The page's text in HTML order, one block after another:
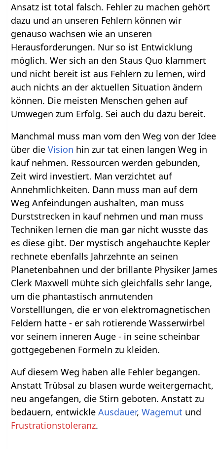
Ansatz ist total falsch. Fehler zu machen gehört
dazu und an unseren Fehlern können wir
genauso wachsen wie an unseren
Herausforderungen. Nur so ist Entwicklung
möglich. Wer sich an den Staus Quo klammert
und nicht bereit ist aus Fehlern zu lernen, wird
auch nichts an der aktuellen Situation ändern
können. Die meisten Menschen gehen auf
Umwegen zum Erfolg. Sei auch du dazu bereit.
Manchmal muss man vom den Weg von der Idee
über dieVision hin zur tat einen langen Weg in
kauf nehmen. Ressourcen werden gebunden,
Zeit wird investiert. Man verzichtet auf
Annehmlichkeiten. Dann muss man auf dem
Weg Anfeindungen aushalten, man muss
Durststrecken in kauf nehmen und man muss
Techniken lernen die man gar nicht wusste das
es diese gibt. Der mystisch angehauchte Kepler
rechnete ebenfalls Jahrzehnte an seinen
Planetenbahnen und der brillante Physiker James
Clerk Maxwell mühte sich gleichfalls sehr lange,
um die phantastisch anmutenden
Vorstelllungen, die er von elektromagnetischen
Feldern hatte - er sah rotierende Wasserwirbel
vor seinem inneren Auge - in seine scheinbar
gottgegebenen Formeln zu kleiden.
Auf diesem Weg haben alle Fehler begangen.
Anstatt Trübsal zu blasen wurde weitergemacht,
neu angefangen, die Stirn geboten. Anstatt zu
bedauern, entwickleAusdauer,Wagemut und
Frustrationstoleranz.